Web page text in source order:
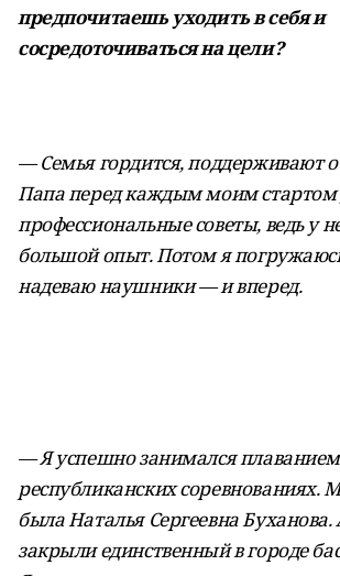
предпочитаешь уходить в себя и
сосредоточиваться на цели?
— Семья гордится, поддерживают
Папа перед каждым моим стартом
профессиональные советы, ведь у
большой опыт. Потом я
надеваю наушники — и вперед.
— Я успешно занимался
республиканских соревнованиях.
была Наталья Сергеевна
закрыли единственный в городе